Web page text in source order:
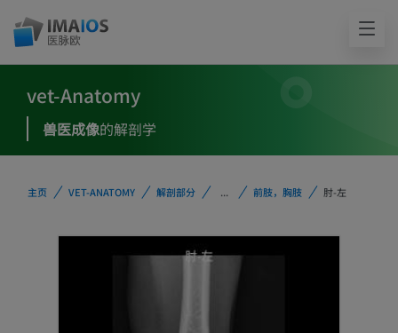
vet-Anatomy
兽医成像的解剖学
主页 VET-ANATOMY 解剖部分 ... 前肢，胸肢 肘-左